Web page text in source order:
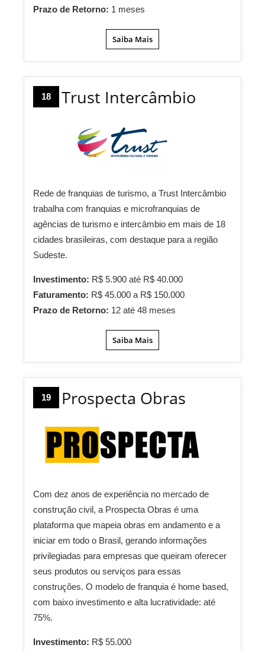
Prazo de Retorno: 1 meses
Saiba Mais
18 Trust Intercâmbio
Rede de franquias de turismo, a Trust Intercâmbio
trabalha com franquias e microfranquias de
agências de turismo e intercâmbio em mais de 18
cidades brasileiras, com destaque para a região
Sudeste.
Investimento: R$ 5.900 até R$ 40.000
Faturamento: R$ 45.000 a R$ 150.000
Prazo de Retorno: 12 até 48 meses
Saiba Mais
19 Prospecta Obras
Com dez anos de experiência no mercado de
construção civil, a Prospecta Obras é uma
plataforma que mapeia obras em andamento e a
iniciar em todo o Brasil, gerando informações
privilegiadas para empresas que queiram oferecer
seus produtos ou serviços para essas
construções. O modelo de franquia é home based,
com baixo investimento e alta lucratividade: até
75%.
Investimento: R$ 55.000